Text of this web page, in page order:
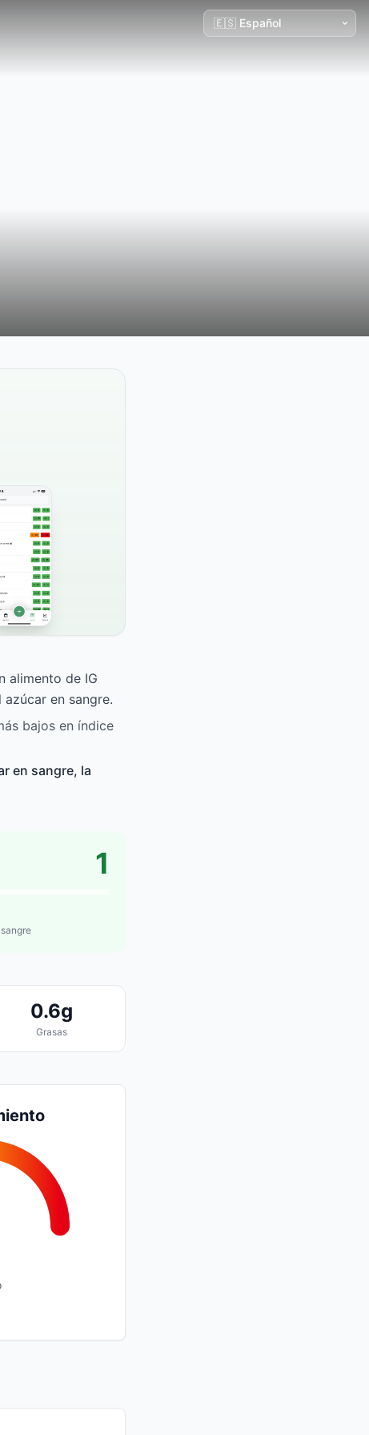
alimento de IG
en sangre.
bajos en índice
en sangre, la
1
0.6g
Grasas